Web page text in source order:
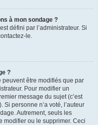
à mon sondage ?
défini par l’administrateur. Si
le.
?
être modifiés que par
Pour modifier un
message du sujet (c’est
personne n’a voté, l’auteur
Autrement, seuls les
modifier ou le supprimer. Ceci